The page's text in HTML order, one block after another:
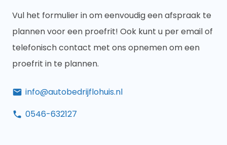
Vul het formulier in om eenvoudig een afspraak te
plannen voor een proefrit! Ook kunt u per email of
telefonisch contact met ons opnemen om een
proefrit in te plannen.
info@autobedrijflohuis.nl
0546-632127